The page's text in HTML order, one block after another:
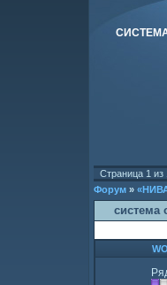
Страница 1 из
Форум »
система